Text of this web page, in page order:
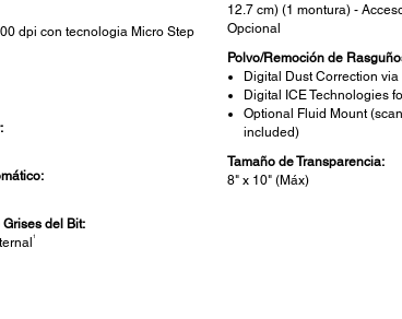
dpi con tecnologia Micro Step
del Bit:
1
12.7 cm) (1 montura) -
Opcional
Polvo/Remoción de
Digital Dust Correction via
Digital ICE Technologies
Optional Fluid Mount
included)
Tamaño de Transparencia:
8" x 10" (Máx)